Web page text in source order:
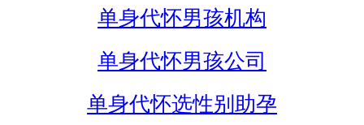
单身代怀男孩机构
单身代怀男孩公司
单身代怀选性别助孕